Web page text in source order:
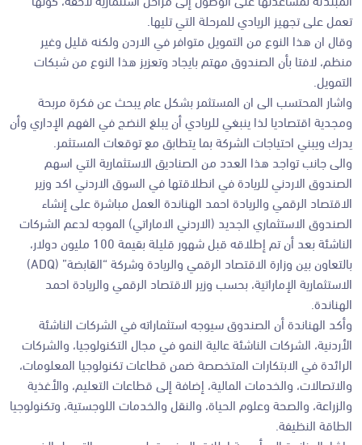
تعمل على تجهيز الريادي للمرحلة التي تليها.
وقال ان هذا النوع من التمويل متوافر في الاردن ولكنه قليل وغير
منظم، لافتا بأن الصندوق مهتم بايجاد وتعزيز هذا النوع من شبكات
التمويل.
واشار المحتسب الى ان المستثمر بشكل عام يبحث عن فكرة مربحة
ومجدية اقتصاديا لذا ينبغي للريادي أن يبلغ النضج في الفهم الإداري وأن
يدرك ويبني احتياجات الشركة بما يتطابق مع توقعات المستثمر.
والى جانب تواجد هذا العدد من الصناديق الاستثمارية التي اسهم
الصندوق الاردني للريادة في انطلاقتها في السوق الاردني اكد وزير
الاقتصاد الرقمي والريادة احمد الهناندة العمل مباشرة على إنشاء
الصندوق الاستثماري الجديد (الاردني الاماراتي) الموجه لدعم الشركات
الناشئة بعد أن تم إطلاقه قبل شهور قليلة بقيمة 100 مليون دولار،
بالتعاون بين وزارة الاقتصاد الرقمي والريادة وشركة “القابضة” (ADQ)
الاستثمارية الإماراتية، بحسب وزير الاقتصاد الرقمي والريادة احمد
الهناندة.
وأكد الهناندة أن الصندوق سيوجه استثماراته في الشركات الناشئة
الأردنية، الشركات الناشئة عالية النمو في مجال التكنولوجيا، والشركات
الرائدة في الابتكارات المتخصصة ضمن قطاعات تكنولوجيا المعلومات،
والاتصالات، والخدمات المالية، إضافة إلى قطاعات التعليم، والأغذية
والزراعة، والصحة وعلوم الحياة، والنقل والخدمات اللوجستية، وتكنولوجيا
الطاقة النظيفة.